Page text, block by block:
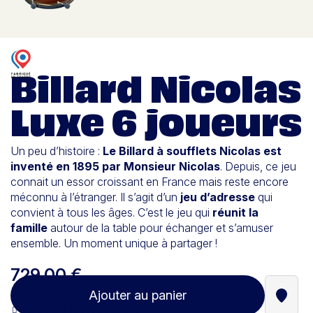
Billard Nicolas
Luxe 6 joueurs
Un peu d’histoire : Le Billard à soufflets Nicolas est
inventé en 1895 par Monsieur Nicolas. Depuis, ce jeu
connait un essor croissant en France mais reste encore
méconnu à l’étranger. Il s’agit d’un jeu d’adresse qui
convient à tous les âges. C’est le jeu qui réunit la
famille autour de la table pour échanger et s’amuser
ensemble. Un moment unique à partager !
729,00 €
Ajouter au panier